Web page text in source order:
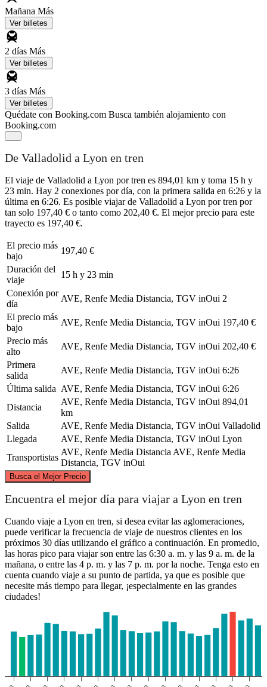
Mañana Más
Ver billetes
2 días Más
Ver billetes
3 días Más
Ver billetes
Quédate con Booking.com Busca también alojamiento con
Booking.com
De Valladolid a Lyon en tren
El viaje de Valladolid a Lyon por tren es 894,01 km y toma 15 h y
23 min. Hay 2 conexiones por día, con la primera salida en 6:26 y la
última en 6:26. Es posible viajar de Valladolid a Lyon por tren por
tan solo 197,40 € o tanto como 202,40 €. El mejor precio para este
trayecto es 197,40 €.
El precio más
bajo
197,40 €
Duración del
viaje
15 h y 23 min
Conexión por
día
AVE, Renfe Media Distancia, TGV inOui 2
El precio más
bajo
AVE, Renfe Media Distancia, TGV inOui 197,40 €
Precio más
alto
AVE, Renfe Media Distancia, TGV inOui 202,40 €
Primera
salida
AVE, Renfe Media Distancia, TGV inOui 6:26
Última salida AVE, Renfe Media Distancia, TGV inOui 6:26
Distancia
AVE, Renfe Media Distancia, TGV inOui 894,01
km
Salida
AVE, Renfe Media Distancia, TGV inOui Valladolid
Llegada
AVE, Renfe Media Distancia, TGV inOui Lyon
Transportistas
AVE, Renfe Media Distancia AVE, Renfe Media
Distancia, TGV inOui
Busca el Mejor Precio
©CARTO
Encuentra el mejor día para viajar a Lyon en tren
Cuando viaje a Lyon en tren, si desea evitar las aglomeraciones,
puede verificar la frecuencia de viaje de nuestros clientes en los
próximos 30 días utilizando el gráfico a continuación. En promedio,
las horas pico para viajar son entre las 6:30 a. m. y las 9 a. m. de la
mañana, o entre las 4 p. m. y las 7 p. m. por la noche. Tenga esto en
cuenta cuando viaje a su punto de partida, ya que es posible que
necesite más tiempo para llegar, ¡especialmente en las grandes
ciudades!